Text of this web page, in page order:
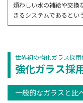
煩わしい水の補給や交換
きるシステムであるとい
世界初の強化ガラス採
強化ガラス採
一般的なガラスと比